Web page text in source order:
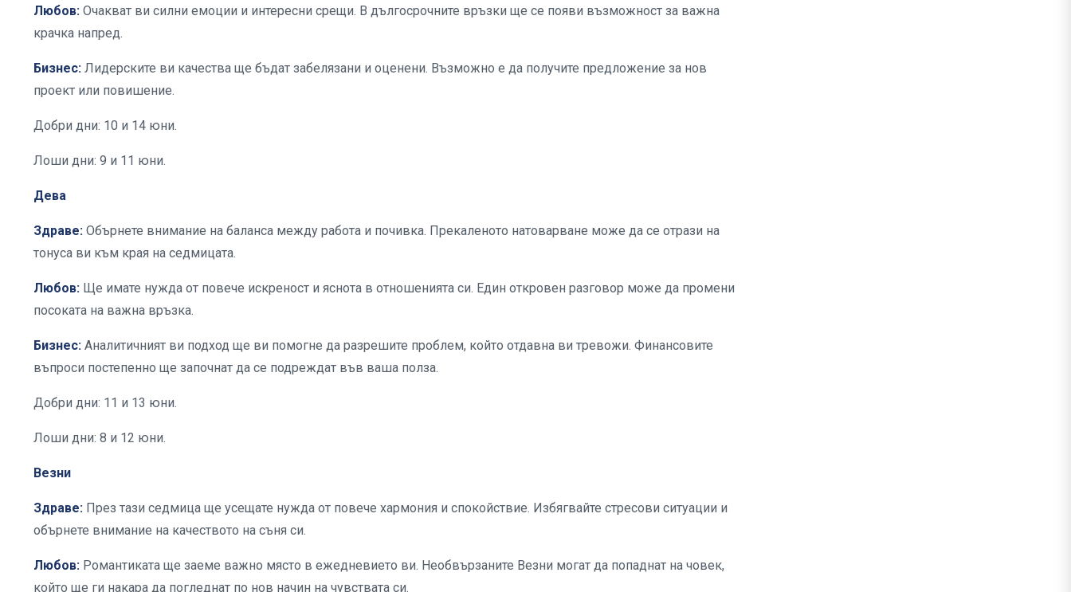
Любов: Очакват ви силни емоции и интересни срещи. В дългосрочните връзки ще се появи възможност за важна
крачка напред.
Бизнес: Лидерските ви качества ще бъдат забелязани и оценени. Възможно е да получите предложение за нов
проект или повишение.
Добри дни: 10 и 14 юни.
Лоши дни: 9 и 11 юни.
Дева
Здраве: Обърнете внимание на баланса между работа и почивка. Прекаленото натоварване може да се отрази на
тонуса ви към края на седмицата.
Любов: Ще имате нужда от повече искреност и яснота в отношенията си. Един откровен разговор може да промени
посоката на важна връзка.
Бизнес: Аналитичният ви подход ще ви помогне да разрешите проблем, който отдавна ви тревожи. Финансовите
въпроси постепенно ще започнат да се подреждат във ваша полза.
Добри дни: 11 и 13 юни.
Лоши дни: 8 и 12 юни.
Везни
Здраве: През тази седмица ще усещате нужда от повече хармония и спокойствие. Избягвайте стресови ситуации и
обърнете внимание на качеството на съня си.
Любов: Романтиката ще заеме важно място в ежедневието ви. Необвързаните Везни могат да попаднат на човек,
който ще ги накара да погледнат по нов начин на чувствата си.